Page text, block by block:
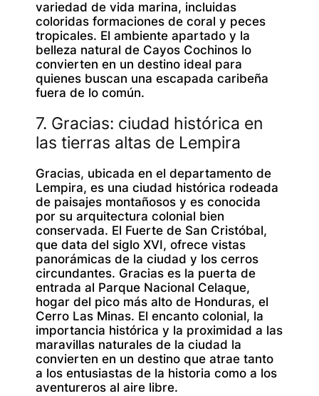
variedad de vida marina, incluidas
coloridas formaciones de coral y peces
tropicales. El ambiente apartado y la
belleza natural de Cayos Cochinos lo
convierten en un destino ideal para
quienes buscan una escapada caribeña
fuera de lo común.
7. Gracias: ciudad histórica en
las tierras altas de Lempira
Gracias, ubicada en el departamento de
Lempira, es una ciudad histórica rodeada
de paisajes montañosos y es conocida
por su arquitectura colonial bien
conservada. El Fuerte de San Cristóbal,
que data del siglo XVI, ofrece vistas
panorámicas de la ciudad y los cerros
circundantes. Gracias es la puerta de
entrada al Parque Nacional Celaque,
hogar del pico más alto de Honduras, el
Cerro Las Minas. El encanto colonial, la
importancia histórica y la proximidad a las
maravillas naturales de la ciudad la
convierten en un destino que atrae tanto
a los entusiastas de la historia como a los
aventureros al aire libre.